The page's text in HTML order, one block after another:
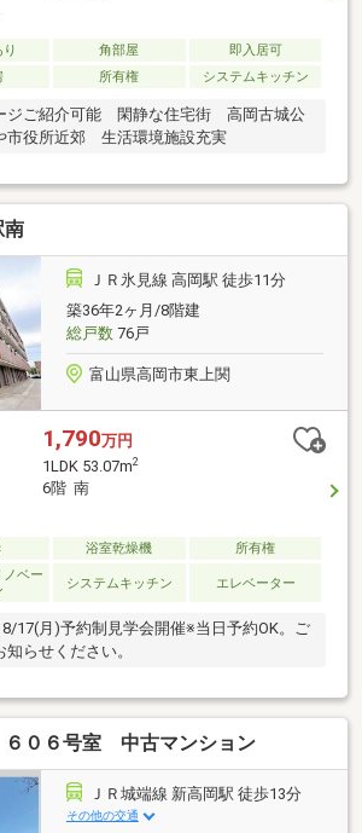
角部屋
即入居可
所有権 システムキッチン
ジご紹介可能 閑静な住宅街 高岡古城公
役所近郊 生活環境施設充実
ＪＲ氷見線 高岡駅 徒歩11分
築36年2ヶ月/8階建
総戸数76戸
富山県高岡市東上関
1,790万円
1LDK 53.07m2
6階 南
浴室乾燥機
所有権
ノベー
システムキッチン エレベーター
17(月)予約制見学会開催※当日予約OK。ご
らせください。
０６号室 中古マンション
ＪＲ城端線 新高岡駅 徒歩13分
その他の交通